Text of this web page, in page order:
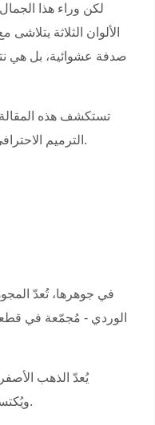
لكن وراء هذا
الألوان الثلاثة
صدفة عشوائية، بل هي
تستكشف هذه المقالة
الترميم الاحترافي إلى العادات اليومية البسيطة - التي ستساعدك في الحفاظ على جمال مجوهراتك الذهبية ثلاثية الألوان لسنوات قادمة.
في جوهرها، تُعدّ
الوردي - مُجمّعة في
ويُكتسب اللون الدافئ والكلاسيكي من اللون الطبيعي للذهب، والذي يكتمل بالدفء الخفيف الذي يضفيه النحاس على المزيج.